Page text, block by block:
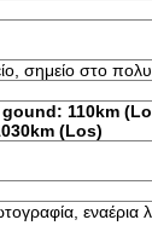
σημείο στο
gound: 110km
(Los)
εναέρια